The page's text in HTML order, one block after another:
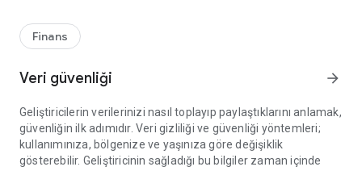
Kazandıklarım menüsünden; Kredi kartlarınız, TLcard’larınız
kazandığınız puan ve indirimleri görüntüleyebilir, harcadığınız
World Pay menüsünden; QR Kod ile Öde özelliği sayesinde
kart veya hesabınızdan zahmetsizce ödeme yapabilirsiniz.
Finans
Veri güvenliği arrow_forward
Geliştiricilerin verilerinizi nasıl toplayıp paylaştıklarını anlamak,
güvenliğin ilk adımıdır. Veri gizliliği ve güvenliği yöntemleri;
kullanımınıza, bölgenize ve yaşınıza göre değişiklik
gösterebilir. Geliştiricinin sağladığı bu bilgiler zaman içinde